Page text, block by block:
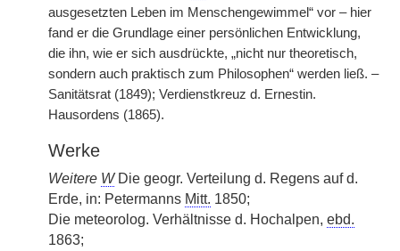
ausgesetzten Leben im Menschengewimmel“ vor – hier
fand er die Grundlage einer persönlichen Entwicklung,
die ihn, wie er sich ausdrückte, „nicht nur theoretisch,
sondern auch praktisch zum Philosophen“ werden ließ. –
Sanitätsrat (1849); Verdienstkreuz d. Ernestin.
Hausordens (1865).
Werke
Weitere WDie geogr. Verteilung d. Regens auf d.
Erde, in: Petermanns Mitt. 1850;
Die meteorolog. Verhältnisse d. Hochalpen, ebd.
1863;